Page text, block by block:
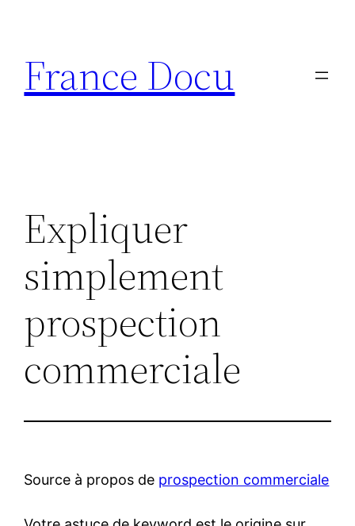
contenu
France Docu
Expliquer
simplement
prospection
commerciale
Source à propos de prospection commerciale